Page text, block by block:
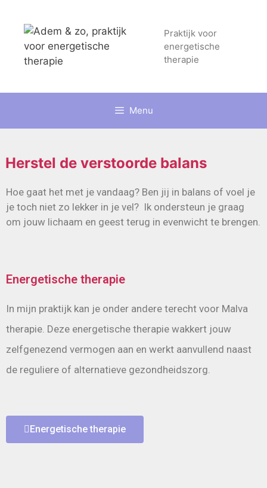
Praktijk voor
energetische
therapie
Menu
Herstel de verstoorde balans
Hoe gaat het met je vandaag? Ben jij in balans of voel je
je toch niet zo lekker in je vel? Ik ondersteun je graag
om jouw lichaam en geest terug in evenwicht te brengen.
Energetische therapie
In mijn praktijk kan je onder andere terecht voor Malva
therapie. Deze energetische therapie wakkert jouw
zelfgenezend vermogen aan en werkt aanvullend naast
de reguliere of alternatieve gezondheidszorg.
Energetische therapie